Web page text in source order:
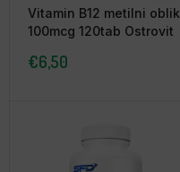
Vitamin B12 metilni oblik
100mcg 120tab Ostrovit
€6,50